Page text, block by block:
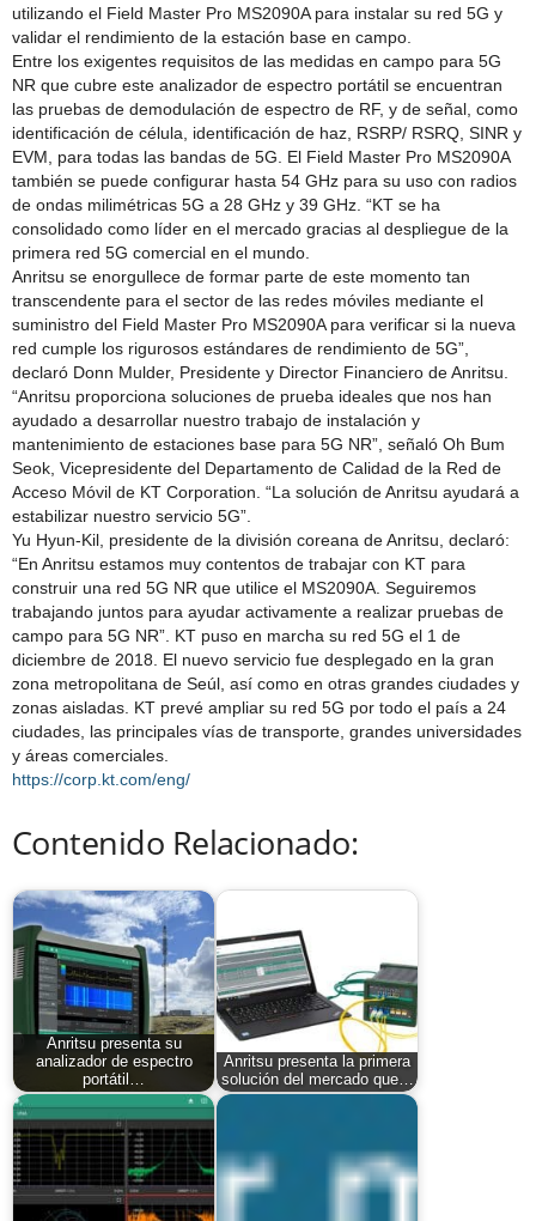
utilizando el Field Master Pro MS2090A para instalar su red 5G y
validar el rendimiento de la estación base en campo.
Entre los exigentes requisitos de las medidas en campo para 5G
NR que cubre este analizador de espectro portátil se encuentran
las pruebas de demodulación de espectro de RF, y de señal, como
identificación de célula, identificación de haz, RSRP/ RSRQ, SINR y
EVM, para todas las bandas de 5G. El Field Master Pro MS2090A
también se puede configurar hasta 54 GHz para su uso con radios
de ondas milimétricas 5G a 28 GHz y 39 GHz. “KT se ha
consolidado como líder en el mercado gracias al despliegue de la
primera red 5G comercial en el mundo.
Anritsu se enorgullece de formar parte de este momento tan
transcendente para el sector de las redes móviles mediante el
suministro del Field Master Pro MS2090A para verificar si la nueva
red cumple los rigurosos estándares de rendimiento de 5G”,
declaró Donn Mulder, Presidente y Director Financiero de Anritsu.
“Anritsu proporciona soluciones de prueba ideales que nos han
ayudado a desarrollar nuestro trabajo de instalación y
mantenimiento de estaciones base para 5G NR”, señaló Oh Bum
Seok, Vicepresidente del Departamento de Calidad de la Red de
Acceso Móvil de KT Corporation. “La solución de Anritsu ayudará a
estabilizar nuestro servicio 5G”.
Yu Hyun-Kil, presidente de la división coreana de Anritsu, declaró:
“En Anritsu estamos muy contentos de trabajar con KT para
construir una red 5G NR que utilice el MS2090A. Seguiremos
trabajando juntos para ayudar activamente a realizar pruebas de
campo para 5G NR”. KT puso en marcha su red 5G el 1 de
diciembre de 2018. El nuevo servicio fue desplegado en la gran
zona metropolitana de Seúl, así como en otras grandes ciudades y
zonas aisladas. KT prevé ampliar su red 5G por todo el país a 24
ciudades, las principales vías de transporte, grandes universidades
y áreas comerciales.
https://corp.kt.com/eng/
Contenido Relacionado:
Anritsu presenta su
analizador de espectro
portátil…
Anritsu presenta la primera
solución del mercado que…